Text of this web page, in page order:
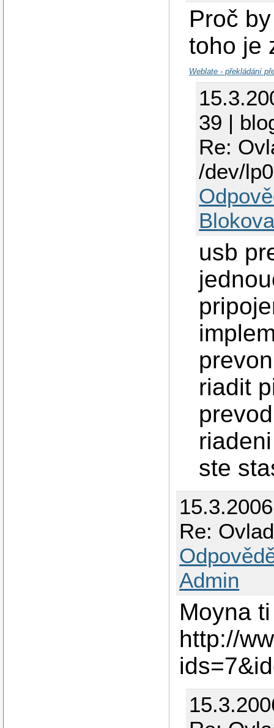
Proč
toho je
Weblate - překládání
39 |
Re:
/dev/lp0
usb
riadit
ste
Re:
Admin
Moyna
http://